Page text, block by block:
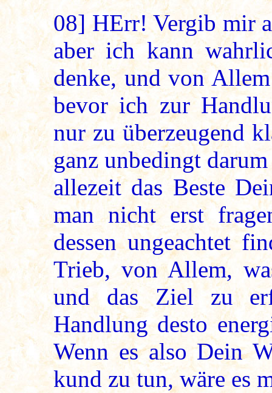
08] HErr! Vergib mir
aber ich kann
denke, und von
bevor ich zur
nur zu überzeugend
ganz unbedingt
allezeit das Beste
man nicht erst
dessen ungeachtet
Trieb, von Allem,
und das Ziel zu
Handlung desto
Wenn es also Dein
kund zu tun, wäre es